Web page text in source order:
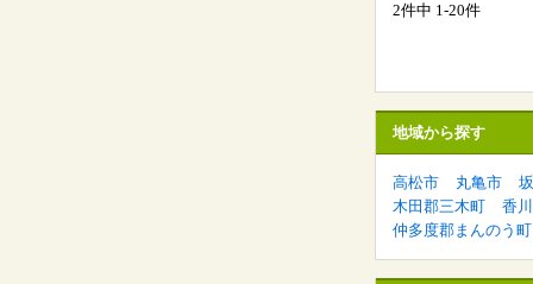
2件中 1-20件
地域から探す
高松市 丸亀市
木田郡三木町
香
仲多度郡まんのう町